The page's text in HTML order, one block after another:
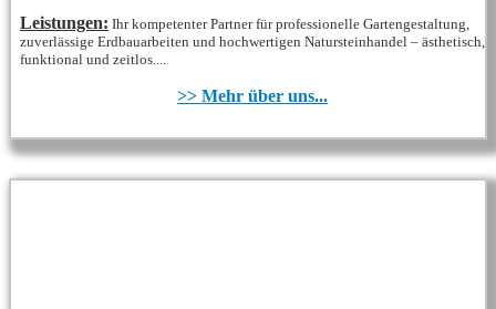
Leistungen: Ihr kompetenter Partner für professionelle Gartengestaltung,
zuverlässige Erdbauarbeiten und hochwertigen Natursteinhandel – ästhetisch,
funktional und zeitlos....
>> Mehr über uns...